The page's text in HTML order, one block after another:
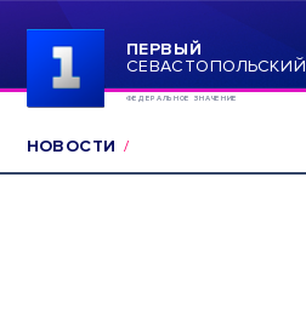
ПЕРВЫЙ
СЕВАСТОПОЛЬСКИЙ
ФЕДЕРАЛЬНОЕ ЗНАЧЕНИЕ
НОВОСТИ